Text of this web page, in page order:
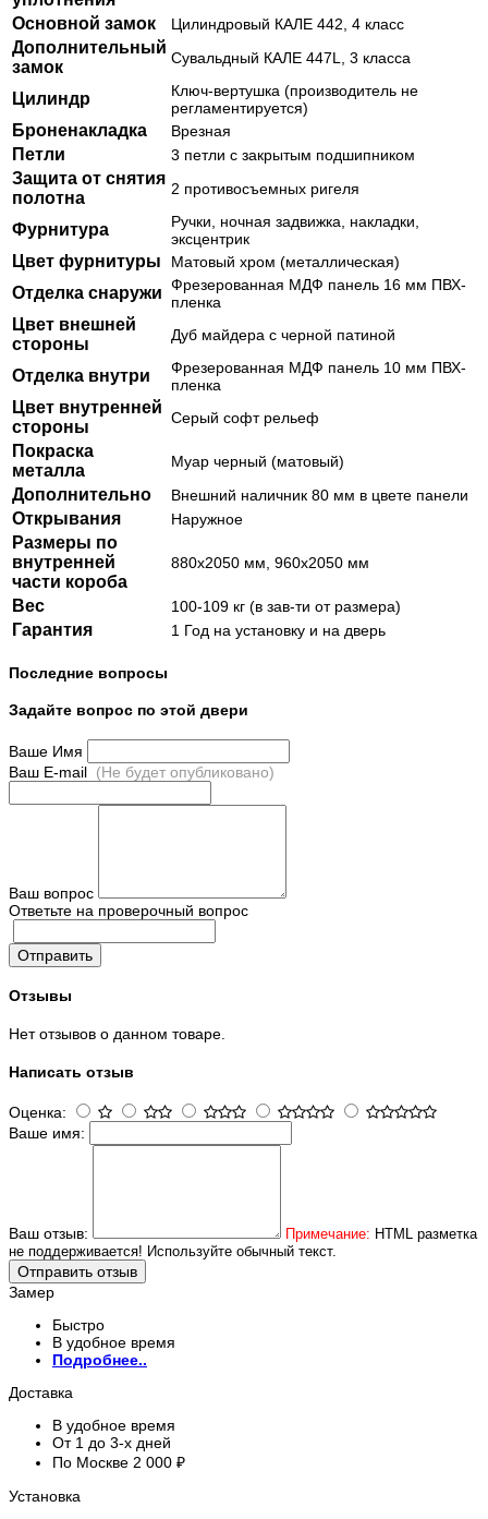
Основной замок
Цилиндровый КАЛЕ 442, 4 класс
Дополнительный
замок
Сувальдный КАЛЕ 447L, 3 класса
Цилиндр
Ключ-вертушка (производитель не
регламентируется)
Броненакладка Врезная
Петли 3 петли с закрытым подшипником
Защита от снятия
полотна
2 противосъемных ригеля
Фурнитура
Ручки, ночная задвижка, накладки,
эксцентрик
Цвет фурнитуры Матовый хром (металлическая)
Отделка снаружи Фрезерованная МДФ панель 16 мм ПВХ-
пленка
Цвет внешней
стороны
Дуб майдера с черной патиной
Отделка внутри
Фрезерованная МДФ панель 10 мм ПВХ-
пленка
Цвет внутренней
стороны
Серый софт рельеф
Покраска
металла
Муар черный (матовый)
Дополнительно Внешний наличник 80 мм в цвете панели
Открывания Наружное
Размеры по
внутренней
части короба
880х2050 мм, 960х2050 мм
Вес 100-109 кг (в зав-ти от размера)
Гарантия 1 Год на установку и на дверь
Последние вопросы
Задайте вопрос по этой двери
Ваше Имя
Ваш E-mail (Не будет опубликовано)
Ваш вопрос
Ответьте на проверочный вопрос
Отправить
Отзывы
Нет отзывов о данном товаре.
Написать отзыв
Оценка:
Ваше имя:
Ваш отзыв: Примечание: HTML разметка
не поддерживается! Используйте обычный текст.
Отправить отзыв
Замер
Быстро
В удобное время
Подробнее..
Доставка
В удобное время
От 1 до 3-х дней
По Москве 2 000 ₽
Установка